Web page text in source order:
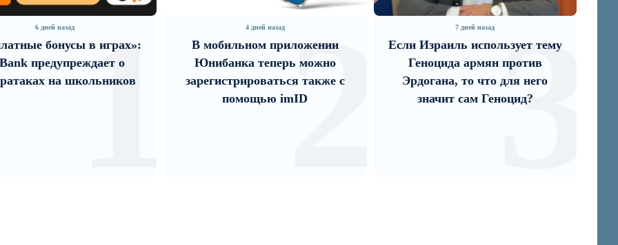
6 дней назад
бонусы в играх»:
предупреждает о
на школьников
1 4 дней назад
В мобильном приложении
Юнибанка теперь можно
зарегистрироваться также с
помощью imID2 7 дней назад
Если Израиль использует тему
Геноцида армян против
Эрдогана, то что для него
значит сам Геноцид?
3